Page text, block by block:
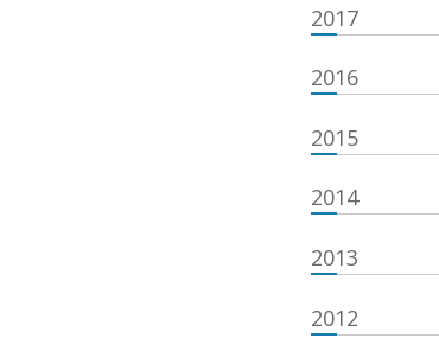
2017
2016
2015
2014
2013
2012